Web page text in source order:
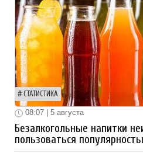
СТАТИСТИКА
08:07 | 5 августа
Безалкогольные напитки
пользоваться